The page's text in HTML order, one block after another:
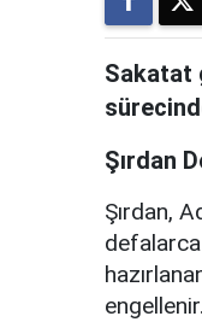
Sakatat
Şırdan
Şırdan,